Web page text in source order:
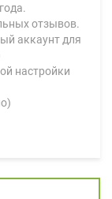
отзывов.
аккаунт для
настройки